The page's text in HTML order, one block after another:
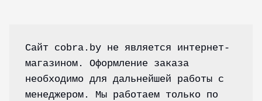
Сайт cobra.by не является интернет-
магазином. Оформление заказа
необходимо для дальнейшей работы с
менеджером. Мы работаем только по